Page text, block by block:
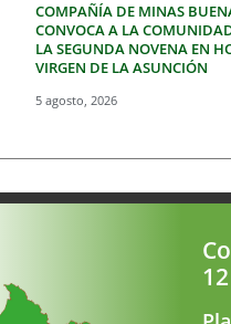
COMPAÑÍA DE MINAS
CONVOCA A LA
LA SEGUNDA NOVENA EN
VIRGEN DE LA ASUNCIÓN
5 agosto, 2026